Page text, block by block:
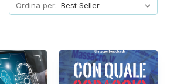
Ordina per: